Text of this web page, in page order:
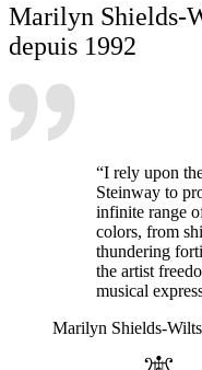
Marilyn Shields-
depuis 1992
“I rely upon
Steinway to
infinite range
colors, from
thundering
the artist
musical
Marilyn Shields-